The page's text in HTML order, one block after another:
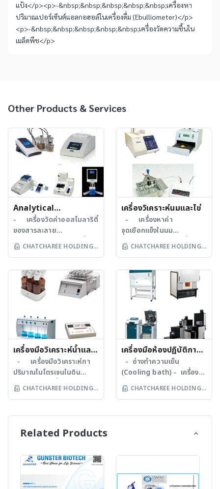
แป้ง</p><p>-&nbsp;&nbsp;&nbsp;&nbsp;&nbsp;เครื่องหา
ปริมาณเปอร์เซ็นต์แอลกอฮอล์ในเครื่องดื่ม (Ebulliometer)</p>
<p>-&nbsp;&nbsp;&nbsp;&nbsp;&nbsp;เครื่องวัดความชื้นใน
เมล็ดพืช</p>
Other Products & Services
Analytical
Instrument
- เครื่องวัดค่าออสโมลาริตี้
ของสารละลาย
(Osmometer) - เครื่อง
เพาะเลี้ยงเชื้อในสภาวะไร้
Systems) - เครื่องวัด
ความหนืด (Viscometer)
- เครื่องทำให้เซลล์แตก
(Ultrasonic Processor)
- เครื่องหาจุดหลอมเหลว
ของสาร (Melting point)
- เครื่องหาค่าความหวาน
(Brix Refractometer)
- เครื่องหาค่าความเค็ม
(Salt Refractometer)
- เครื่องวัดหาค่าความหนา
Meter)
CHATCHAREE HOLDING
CO LTD
เครื่องวิเคราะห์นมและไข่
- เครื่องหาค่า
จุดเยือกแข็งในนม
(Cryoscope) - เครื่องหา
ส่วนประกอบในนม (Milk
วิเคราะห์คุณภาพไข่ (Egg
Analyzer) - เครื่องวัด
ความสูงไข่ขาว (Albumen
วัดความหนาเปลือกไข่ (Egg
Shell Thickness Gauge)
- เครื่องวัดสีเปลือกไข่
(Shell Colour
Reflectometer)
- เครื่องวัดสีไข่แดง (Yolk
วัดความแข็งเปลือกไข่ (Egg
CHATCHAREE HOLDING
CO LTD
เครื่องมือวิเคราะห์น้ำและ
ดิน- เครื่องมือวิเคราะห์กา
ปริมาณไนโตรเจนในดิน
(TKN) - เครื่องทดสอบ
การตกตะกอนในน้ำ (Jar
ของน้ำ - เครื่องวิเคราะห์
วัดค่าซีโอดีในน้ำเสีย
ด่าง (pH meter)
- เครื่องวัดหาปริมาณ
ออกซิเจนในน้ำ (DO meter)
CHATCHAREE HOLDING
CO LTD
เครื่องมือห้องปฏิบัติการ
ทางวิทยาศาสตร์ทั่วไป
- อ่างทำความเย็น
(Cooling bath) - เครื่อง
ล้างทำความสะอาดโดยใช้
คลื่นอัลตร้าโซนิก
เชื้อ (Laminar Flow) - เตา
เหล็ก (Hotplate Stirrer)
(Autoclave) - เครื่องล้าง
Washer) - ตู้แช่เยือกแข็ง
CHATCHAREE HOLDING
CO LTD
Related Products